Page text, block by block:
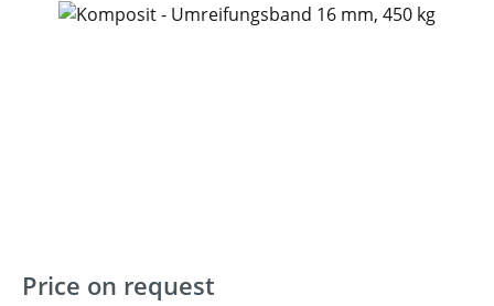
Ignorer la galerie d'images
Price on request